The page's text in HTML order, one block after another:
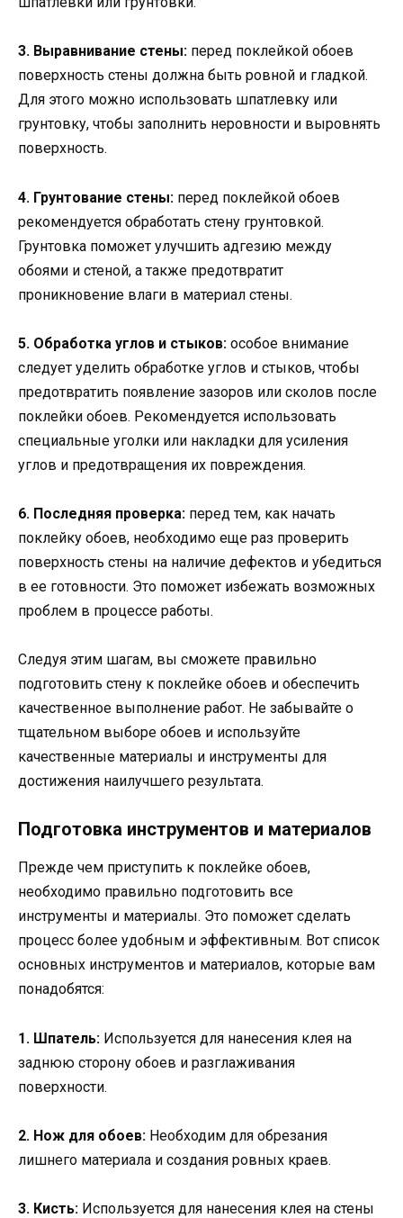
3. Выравнивание стены: перед поклейкой обоев
поверхность стены должна быть ровной и гладкой.
Для этого можно использовать шпатлевку или
грунтовку, чтобы заполнить неровности и выровнять
поверхность.
4. Грунтование стены: перед поклейкой обоев
рекомендуется обработать стену грунтовкой.
Грунтовка поможет улучшить адгезию между
обоями и стеной, а также предотвратит
проникновение влаги в материал стены.
5. Обработка углов и стыков: особое внимание
следует уделить обработке углов и стыков, чтобы
предотвратить появление зазоров или сколов после
поклейки обоев. Рекомендуется использовать
специальные уголки или накладки для усиления
углов и предотвращения их повреждения.
6. Последняя проверка: перед тем, как начать
поклейку обоев, необходимо еще раз проверить
поверхность стены на наличие дефектов и убедиться
в ее готовности. Это поможет избежать возможных
проблем в процессе работы.
Следуя этим шагам, вы сможете правильно
подготовить стену к поклейке обоев и обеспечить
качественное выполнение работ. Не забывайте о
тщательном выборе обоев и используйте
качественные материалы и инструменты для
достижения наилучшего результата.
Подготовка инструментов и материалов
Прежде чем приступить к поклейке обоев,
необходимо правильно подготовить все
инструменты и материалы. Это поможет сделать
процесс более удобным и эффективным. Вот список
основных инструментов и материалов, которые вам
понадобятся:
1. Шпатель: Используется для нанесения клея на
заднюю сторону обоев и разглаживания
поверхности.
2. Нож для обоев: Необходим для обрезания
лишнего материала и создания ровных краев.
3. Кисть: Используется для нанесения клея на стены